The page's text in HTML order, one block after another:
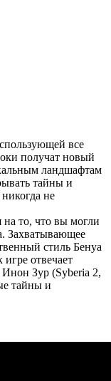
все
получат новый
ландшафтам
тайны и
не
то, что вы могли
Захватывающее
стиль Бенуа
отвечает
Зур (Syberia 2,
тайны и